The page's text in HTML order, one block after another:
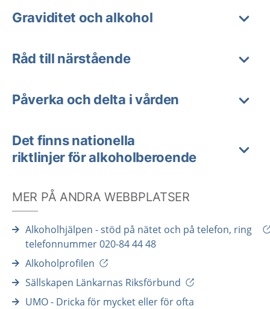
Graviditet och alkohol
Råd till närstående
Påverka och delta i vården
Det finns nationella
riktlinjer för alkoholberoende
MER PÅ ANDRA WEBBPLATSER
Alkoholhjälpen - stöd på nätet och på telefon, ring
telefonnummer 020-84 44 48
Alkoholprofilen
Sällskapen Länkarnas Riksförbund
UMO - Dricka för mycket eller för ofta